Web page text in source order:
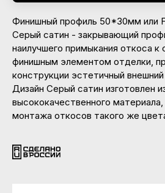
Финишный профиль 50*30мм или
Серый сатин - закрывающий
наилучшего примыкания откоса к
финишным элементом отделки,
конструкции эстетичный
Дизайн Серый сатин изготовлен
высококачественного
монтажа откосов такого же